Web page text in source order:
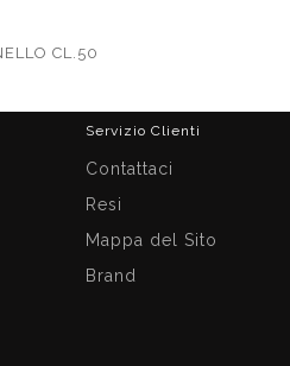
CL.50
Servizio Clienti
Contattaci
Resi
Mappa del Sito
Brand